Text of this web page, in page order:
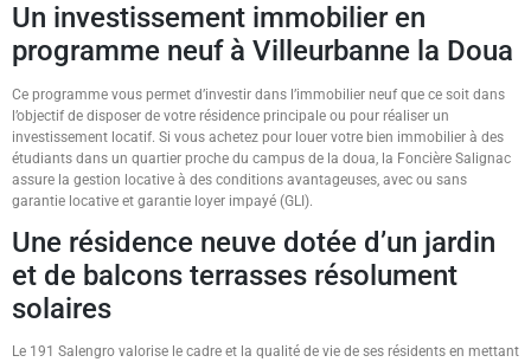
Un investissement immobilier en
programme neuf à Villeurbanne la Doua
Ce programme vous permet d’investir dans l’immobilier neuf que ce soit dans
l’objectif de disposer de votre résidence principale ou pour réaliser un
investissement locatif. Si vous achetez pour louer votre bien immobilier à des
étudiants dans un quartier proche du campus de la doua, la Foncière Salignac
assure la gestion locative à des conditions avantageuses, avec ou sans
garantie locative et garantie loyer impayé (GLI).
Une résidence neuve dotée d’un jardin
et de balcons terrasses résolument
solaires
Le 191 Salengro valorise le cadre et la qualité de vie de ses résidents en mettant